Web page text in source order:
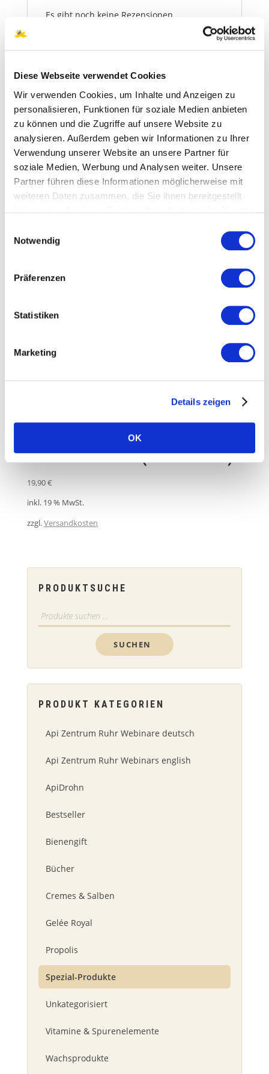
Diese Webseite verwendet Cookies
Wir verwenden Cookies, um Inhalte und Anzeigen zu
personalisieren, Funktionen für soziale Medien anbieten
zu können und die Zugriffe auf unsere Website zu
analysieren. Außerdem geben wir Informationen zu Ihrer
Verwendung unserer Website an unsere Partner für
soziale Medien, Werbung und Analysen weiter. Unsere
Partner führen diese Informationen möglicherweise mit
weiteren Daten zusammen, die Sie ihnen bereitgestellt
Cookies, wenn Sie unsere Webseite weiterhin nutzen.
Notwendig
Präferenzen
Statistiken
Marketing
Details zeigen
OK
Es gibt noch keine Rezensionen.
Rezension abgeben.
Ähnliche Produkte
Bio Propolis-Kapseln für
Propolair
Versandkosten
Pinzette 30 cm
Biene Plüschtier (Plüschbiene)
19,90€
inkl. 19 % MwSt.
zzgl.Versandkosten
PRODUKTSUCHE
Suchen
nach:
SUCHEN
PRODUKT KATEGORIEN
Api Zentrum Ruhr Webinare deutsch
Api Zentrum Ruhr Webinars english
ApiDrohn
Bestseller
Bienengift
Bücher
Cremes & Salben
Gelée Royal
Propolis
Spezial-Produkte
Unkategorisiert
Vitamine & Spurenelemente
Wachsprodukte